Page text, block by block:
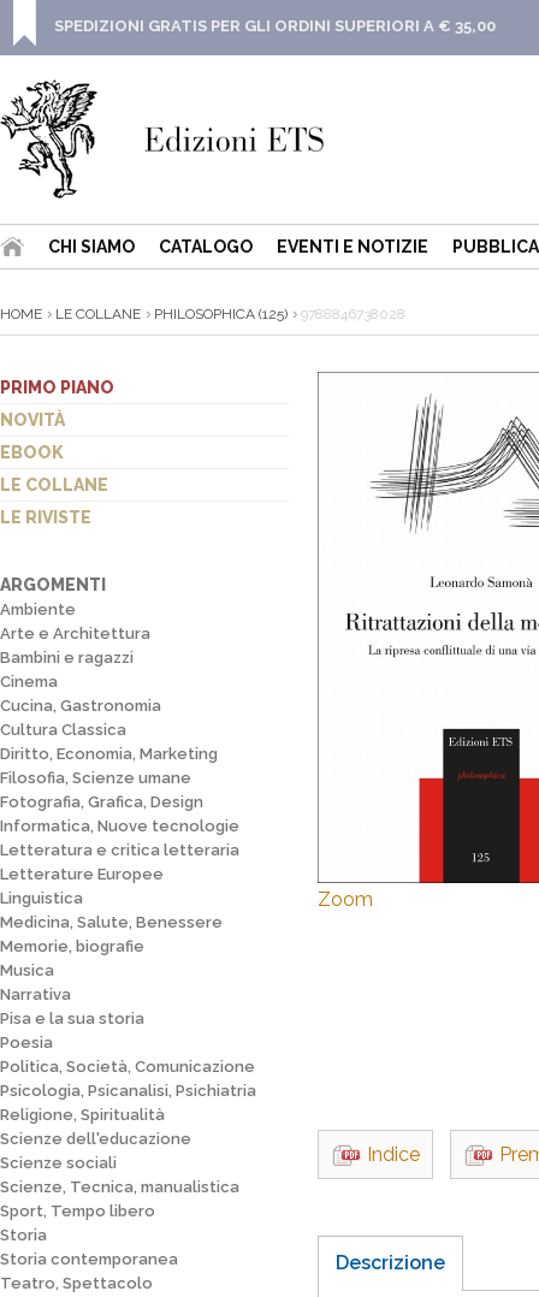
SPEDIZIONI GRATIS PER GLI ORDINI SUPERIORI A € 35,00
CHI SIAMO CATALOGO EVENTI E NOTIZIE
HOME LE COLLANE PHILOSOPHICA (125) 9788846738028
PRIMO PIANO
NOVITÀ
EBOOK
LE COLLANE
LE RIVISTE
ARGOMENTI
Ambiente
Arte e Architettura
Bambini e ragazzi
Cinema
Cucina, Gastronomia
Cultura Classica
Diritto, Economia, Marketing
Filosofia, Scienze umane
Fotografia, Grafica, Design
Informatica, Nuove tecnologie
Letteratura e critica letteraria
Letterature Europee
Linguistica
Medicina, Salute, Benessere
Memorie, biografie
Musica
Narrativa
Pisa e la sua storia
Poesia
Politica, Società, Comunicazione
Psicologia, Psicanalisi, Psichiatria
Religione, Spiritualità
Scienze dell'educazione
Scienze sociali
Scienze, Tecnica, manualistica
Sport, Tempo libero
Storia
Storia contemporanea
Teatro, Spettacolo
Zoom
Indice
Descrizione